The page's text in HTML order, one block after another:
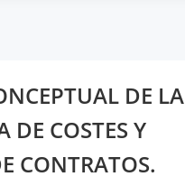
DE LA
DE COSTES Y
CONTRATOS.